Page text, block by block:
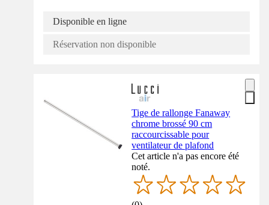
Disponible en ligne
Réservation non disponible
Tige de rallonge Fanaway
chrome brossé 90 cm
raccourcissable pour
ventilateur de plafond
Cet article n'a pas encore été
noté.